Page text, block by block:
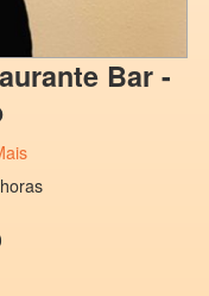
Bar -